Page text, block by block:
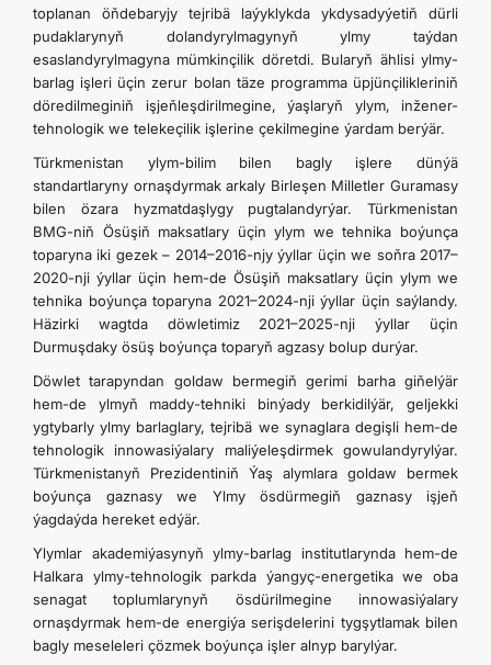
toplanan öňdebaryjy tejribä laýyklykda ykdysadyýetiň dürli
pudaklarynyň dolandyrylmagynyň ylmy taýdan
esaslandyrylmagyna mümkinçilik döretdi. Bularyň ählisi ylmy-
barlag işleri üçin zerur bolan täze programma üpjünçilikleriniň
döredilmeginiň işjeňleşdirilmegine, ýaşlaryň ylym, inžener-
tehnologik we telekeçilik işlerine çekilmegine ýardam berýär.
Türkmenistan ylym-bilim bilen bagly işlere dünýä
standartlaryny ornaşdyrmak arkaly Birleşen Milletler Guramasy
bilen özara hyzmatdaşlygy pugtalandyrýar. Türkmenistan
BMG-niň Ösüşiň maksatlary üçin ylym we tehnika boýunça
toparyna iki gezek – 2014–2016-njy ýyllar üçin we soňra 2017–
2020-nji ýyllar üçin hem-de Ösüşiň maksatlary üçin ylym we
tehnika boýunça toparyna 2021–2024-nji ýyllar üçin saýlandy.
Häzirki wagtda döwletimiz 2021–2025-nji ýyllar üçin
Durmuşdaky ösüş boýunça toparyň agzasy bolup durýar.
Döwlet tarapyndan goldaw bermegiň gerimi barha giňelýär
hem-de ylmyň maddy-tehniki binýady berkidilýär, geljekki
ygtybarly ylmy barlaglary, tejribä we synaglara degişli hem-de
tehnologik innowasiýalary maliýeleşdirmek gowulandyrylýar.
Türkmenistanyň Prezidentiniň Ýaş alymlara goldaw bermek
boýunça gaznasy we Ylmy ösdürmegiň gaznasy işjeň
ýagdaýda hereket edýär.
Ylymlar akademiýasynyň ylmy-barlag institutlarynda hem-de
Halkara ylmy-tehnologik parkda ýangyç-energetika we oba
senagat toplumlarynyň ösdürilmegine innowasiýalary
ornaşdyrmak hem-de energiýa serişdelerini tygşytlamak bilen
bagly meseleleri çözmek boýunça işler alnyp barylýar.